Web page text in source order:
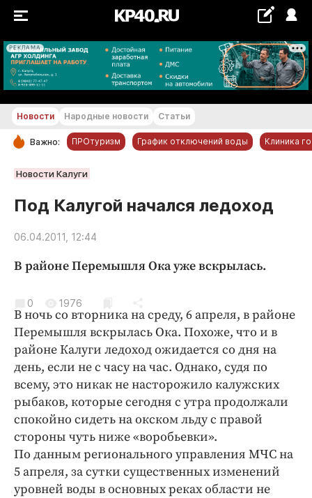
РЕКЛАМА
+14...+15 °С
РУБРИКИ
Обнинск
Новости компаний
Статьи
Народные новости
Благоустройство
Криминал
Культура
Недвижимость и ЖКХ
Образование
Общество
Погода
Праздники
Происшествия
Спорт
Новости Народные новости Статьи
Важно: ПРОтуризм График отключений воды Клиника
Новости Калуги
Под Калугой начался ледоход
06.04.2011, 12:44
В районе Перемышля Ока уже вскрылась.
0 1976
В ночь со вторника на среду, 6 апреля, в районе
Перемышля вскрылась Ока. Похоже, что и в
районе Калуги ледоход ожидается со дня на
день, если не с часу на час. Однако, судя по
всему, это никак не насторожило калужских
рыбаков, которые сегодня с утра продолжали
спокойно сидеть на окском льду с правой
стороны чуть ниже «воробьевки».
По данным регионального управления МЧС на
5 апреля, за сутки существенных изменений
уровней воды в основных реках области не